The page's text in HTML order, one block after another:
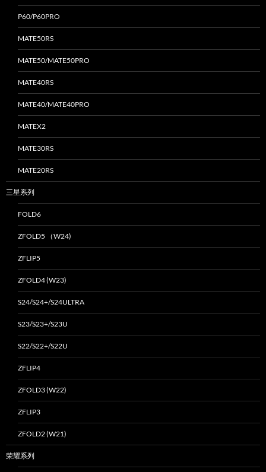
P60/P60PRO
MATE50RS
MATE50/MATE50PRO
MATE40RS
MATE40/MATE40PRO
MATEX2
MATE30RS
MATE20RS
三星系列
FOLD6
ZFOLD5 （W24)
ZFLIP5
ZFOLD4 (W23)
S24/S24+/S24ULTRA
S23/S23+/S23U
S22/S22+/S22U
ZFLIP4
ZFOLD3 (W22)
ZFLIP3
ZFOLD2 (W21)
荣耀系列